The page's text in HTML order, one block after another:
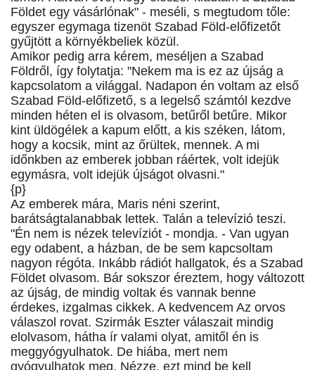
Földet egy vásárlónak" - meséli, s megtudom tőle:
egyszer egymaga tizenöt Szabad Föld-előfizetőt
gyűjtött a környékbeliek közül.
Amikor pedig arra kérem, meséljen a Szabad
Földről, így folytatja: "Nekem ma is ez az újság a
kapcsolatom a világgal. Nadapon én voltam az első
Szabad Föld-előfizető, s a legelső számtól kezdve
minden héten el is olvasom, betűről betűre. Mikor
kint üldögélek a kapum előtt, a kis széken, látom,
hogy a kocsik, mint az őrültek, mennek. A mi
időnkben az emberek jobban ráértek, volt idejük
egymásra, volt idejük újságot olvasni."
{p}
Az emberek mára, Maris néni szerint,
barátságtalanabbak lettek. Talán a televízió teszi.
"Én nem is nézek televíziót - mondja. - Van ugyan
egy odabent, a házban, de be sem kapcsoltam
nagyon régóta. Inkább rádiót hallgatok, és a Szabad
Földet olvasom. Bár sokszor éreztem, hogy változott
az újság, de mindig voltak és vannak benne
érdekes, izgalmas cikkek. A kedvencem Az orvos
válaszol rovat. Szirmák Eszter válaszait mindig
elolvasom, hátha ír valami olyat, amitől én is
meggyógyulhatok. De hiába, mert nem
gyógyulhatok meg. Nézze, ezt mind be kell